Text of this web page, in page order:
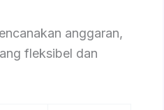
anggaran,
fleksibel dan